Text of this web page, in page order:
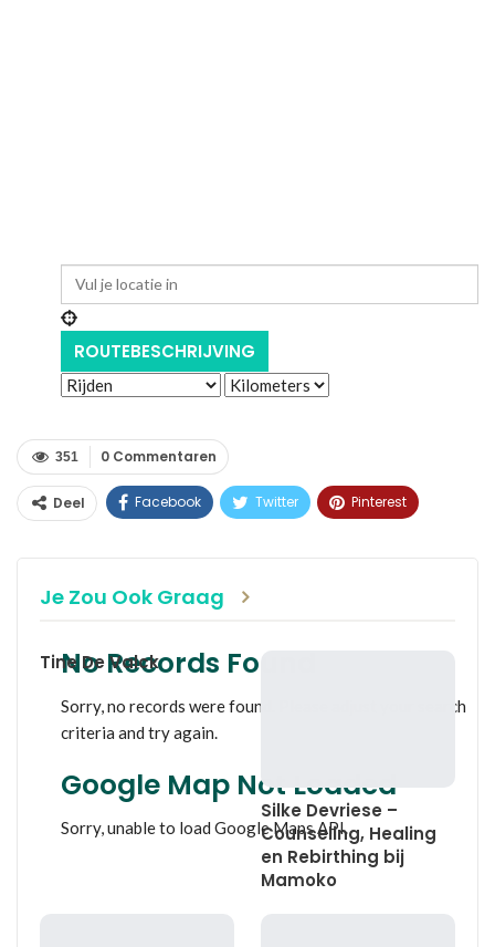
No Records Found
Sorry, no records were found. Please adjust your search
criteria and try again.
Google Map Not Loaded
Sorry, unable to load Google Maps API.
0 Commentaren
351
Deel Facebook Twitter Pinterest
Je Zou Ook Graag
Tine De Valck
Silke Devriese –
Counseling, Healing
en Rebirthing bij
Mamoko